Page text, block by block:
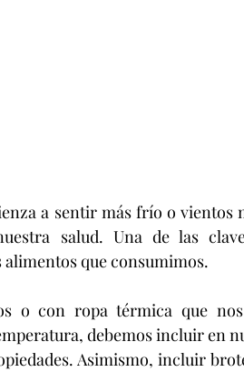
a sentir más frío o vientos
salud. Una de las
que consumimos.
debemos incluir en
Asimismo, incluir